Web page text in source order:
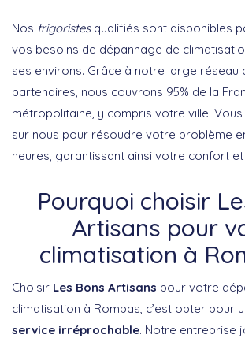
Nos frigoristesqualifiés sont disponibles
vos besoins de dépannage de
ses environs. Grâce à notre large réseau
partenaires, nous couvrons 95% de la
métropolitaine, y compris votre ville.
sur nous pour résoudre votre problème
heures, garantissant ainsi votre confort
Pourquoi choisir
Artisans pour
climatisation à
Choisir Les Bons Artisans pour votre
climatisation à Rombas, c’est opter pour
service irréprochable. Notre entreprise